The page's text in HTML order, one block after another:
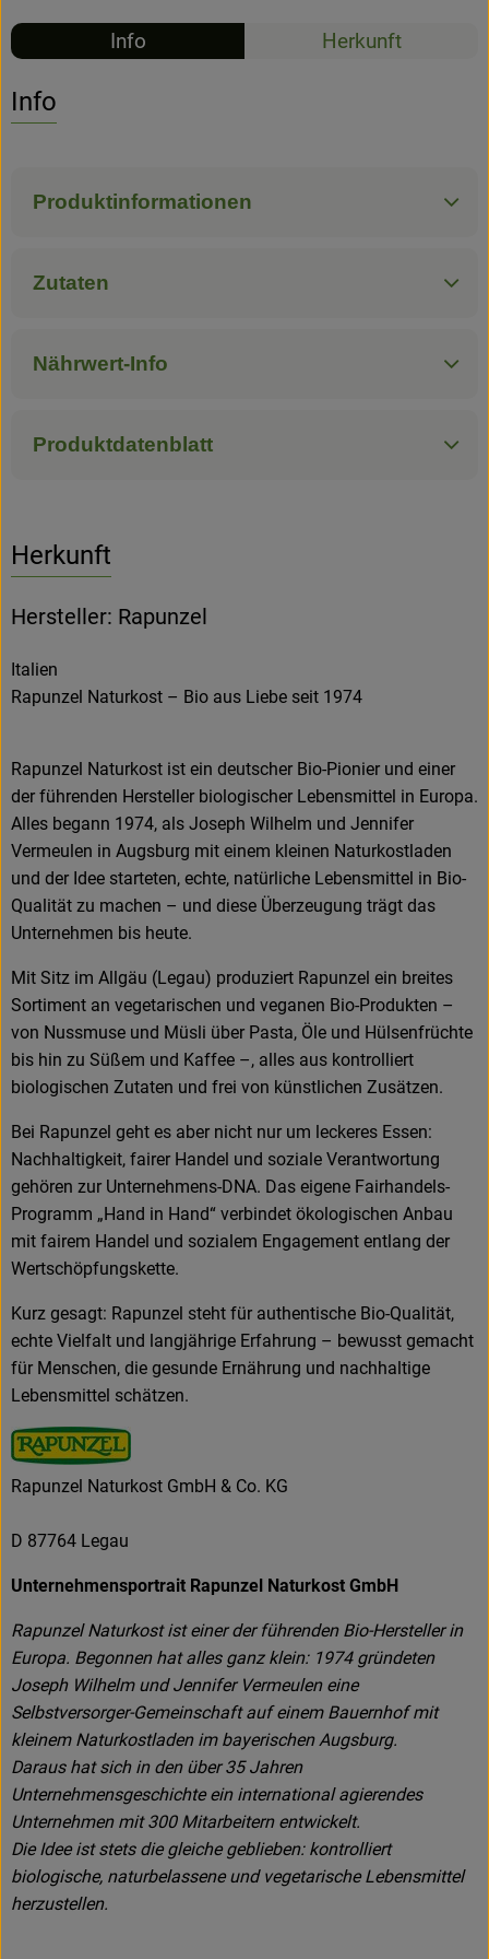
Info Herkunft
Info
Produktinformationen
Zutaten
Nährwert-Info
Produktdatenblatt
Herkunft
Hersteller: Rapunzel
Italien
Rapunzel Naturkost – Bio aus Liebe seit 1974
Rapunzel Naturkost ist ein deutscher Bio-Pionier und einer
der führenden Hersteller biologischer Lebensmittel in Europa.
Alles begann 1974, als Joseph Wilhelm und Jennifer
Vermeulen in Augsburg mit einem kleinen Naturkostladen
und der Idee starteten, echte, natürliche Lebensmittel in Bio-
Qualität zu machen – und diese Überzeugung trägt das
Unternehmen bis heute.
Mit Sitz im Allgäu (Legau) produziert Rapunzel ein breites
Sortiment an vegetarischen und veganen Bio-Produkten –
von Nussmuse und Müsli über Pasta, Öle und Hülsenfrüchte
bis hin zu Süßem und Kaffee –, alles aus kontrolliert
biologischen Zutaten und frei von künstlichen Zusätzen.
Bei Rapunzel geht es aber nicht nur um leckeres Essen:
Nachhaltigkeit, fairer Handel und soziale Verantwortung
gehören zur Unternehmens-DNA. Das eigene Fairhandels-
Programm „Hand in Hand“ verbindet ökologischen Anbau
mit fairem Handel und sozialem Engagement entlang der
Wertschöpfungskette.
Kurz gesagt: Rapunzel steht für authentische Bio-Qualität,
echte Vielfalt und langjährige Erfahrung – bewusst gemacht
für Menschen, die gesunde Ernährung und nachhaltige
Lebensmittel schätzen.
Rapunzel Naturkost GmbH & Co. KG
D 87764 Legau
Unternehmensportrait Rapunzel Naturkost GmbH
Rapunzel Naturkost ist einer der führenden Bio-Hersteller in
Europa. Begonnen hat alles ganz klein: 1974 gründeten
Joseph Wilhelm und Jennifer Vermeulen eine
Selbstversorger-Gemeinschaft auf einem Bauernhof mit
kleinem Naturkostladen im bayerischen Augsburg.
Daraus hat sich in den über 35 Jahren
Unternehmensgeschichte ein international agierendes
Unternehmen mit 300 Mitarbeitern entwickelt.
Die Idee ist stets die gleiche geblieben: kontrolliert
biologische, naturbelassene und vegetarische Lebensmittel
herzustellen.